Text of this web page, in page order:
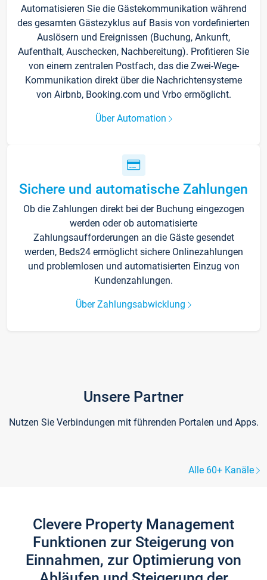
Automatisieren Sie die Gästekommunikation während
des gesamten Gästezyklus auf Basis von vordefinierten
Auslösern und Ereignissen (Buchung, Ankunft,
Aufenthalt, Auschecken, Nachbereitung). Profitieren Sie
von einem zentralen Postfach, das die Zwei-Wege-
Kommunikation direkt über die Nachrichtensysteme
von Airbnb, Booking.com und Vrbo ermöglicht.
Über Automation
Sichere und automatische Zahlungen
Ob die Zahlungen direkt bei der Buchung eingezogen
werden oder ob automatisierte
Zahlungsaufforderungen an die Gäste gesendet
werden, Beds24 ermöglicht sichere Onlinezahlungen
und problemlosen und automatisierten Einzug von
Kundenzahlungen.
Über Zahlungsabwicklung
Unsere Partner
Nutzen Sie Verbindungen mit führenden Portalen und Apps.
Alle 60+ Kanäle
Clevere Property Management
Funktionen zur Steigerung von
Einnahmen, zur Optimierung von